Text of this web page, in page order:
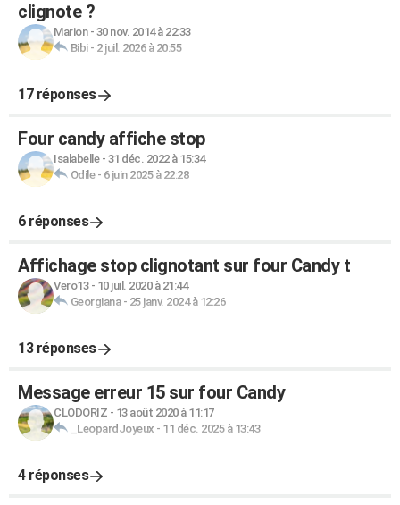
clignote ?
Marion- 30 nov. 2014 à 22:33
Bibi- 2 juil. 2026 à 20:55
17 réponses
Four candy affiche stop
Isalabelle- 31 déc. 2022 à 15:34
Odile- 6 juin 2025 à 22:28
6 réponses
Affichage stop clignotant sur four Candy t
Vero13- 10 juil. 2020 à 21:44
Georgiana- 25 janv. 2024 à 12:26
13 réponses
Message erreur 15 sur four Candy
CLODORIZ - 13 août 2020 à 11:17
_LeopardJoyeux - 11 déc. 2025 à 13:43
4 réponses